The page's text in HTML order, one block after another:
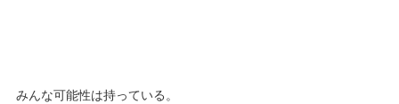
みんな可能性は持っている。